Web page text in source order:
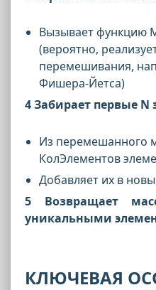
Вызывает функцию
(вероятно,
перемешивания,
Фишера-Йетса)
4 Забирает первые N
Из перемешанного
КолЭлементов
Добавляет их в
5 Возвращает
уникальными
КЛЮЧЕВАЯ